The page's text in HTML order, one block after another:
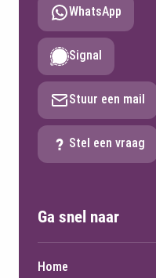
WhatsApp
Signal
Stuur een mail
Stel een vraag
Ga snel naar
Home